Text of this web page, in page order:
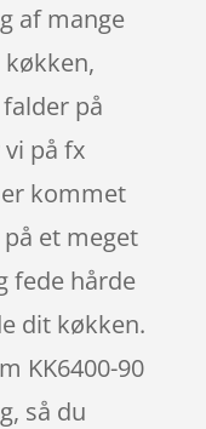
af mange
på
på fx
kommet
et meget
fede hårde
dit køkken.
KK6400-90
så du